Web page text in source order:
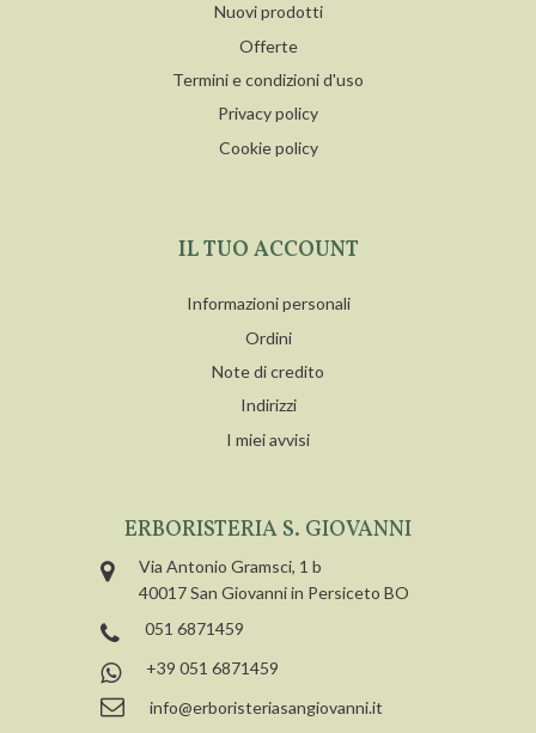
Nuovi prodotti
Offerte
Termini e condizioni d'uso
Privacy policy
Cookie policy
IL TUO ACCOUNT
Informazioni personali
Ordini
Note di credito
Indirizzi
I miei avvisi
ERBORISTERIA S. GIOVANNI
Via Antonio Gramsci, 1 b
40017 San Giovanni in Persiceto BO
051 6871459
+39 051 6871459
info@erboristeriasangiovanni.it